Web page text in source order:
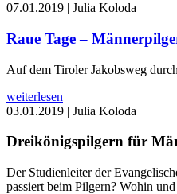
07.01.2019 | Julia Koloda
Raue Tage –
Auf dem Tiroler Jakobsweg
weiterlesen
03.01.2019 | Julia Koloda
Dreikönigspilgern für
Der Studienleiter der
passiert beim Pilgern? Wohin